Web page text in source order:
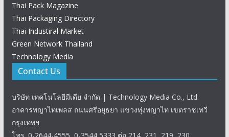
Thai Pack Magazine
Thai Packaging Directory
Thai Industiral Market
Green Network Thailand
Technology Media
Contact Us
บริษัท เทคโนโลยีมีเดีย จำกัด | Technology Media Co., Ltd.
อาคารพญาไทเพลส ถนนศรีอยุธยา แขวงทุ่งพญาไท เขตราชเทวี
กรุงเทพฯ